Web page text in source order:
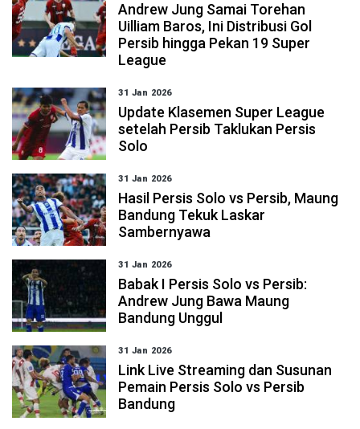
Andrew Jung Samai Torehan
Uilliam Baros, Ini Distribusi Gol
Persib hingga Pekan 19 Super
League
31 Jan 2026
Update Klasemen Super League
setelah Persib Taklukan Persis
Solo
31 Jan 2026
Hasil Persis Solo vs Persib, Maung
Bandung Tekuk Laskar
Sambernyawa
31 Jan 2026
Babak I Persis Solo vs Persib:
Andrew Jung Bawa Maung
Bandung Unggul
31 Jan 2026
Link Live Streaming dan Susunan
Pemain Persis Solo vs Persib
Bandung